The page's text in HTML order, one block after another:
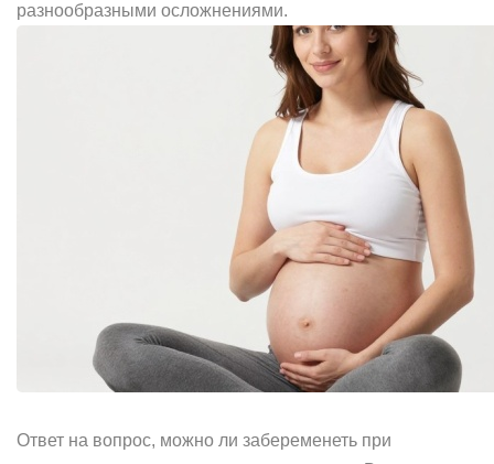
разнообразными осложнениями.
Ответ на вопрос, можно ли забеременеть при